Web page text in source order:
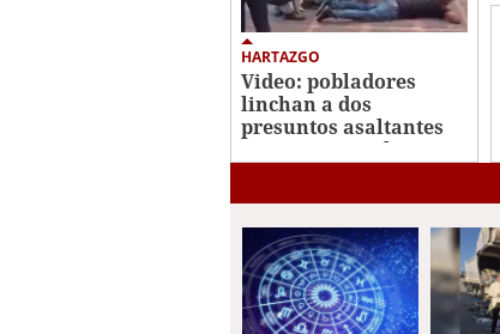
HARTAZGO
Video: pobladores
linchan a dos
presuntos asaltantes
en Comayagüela